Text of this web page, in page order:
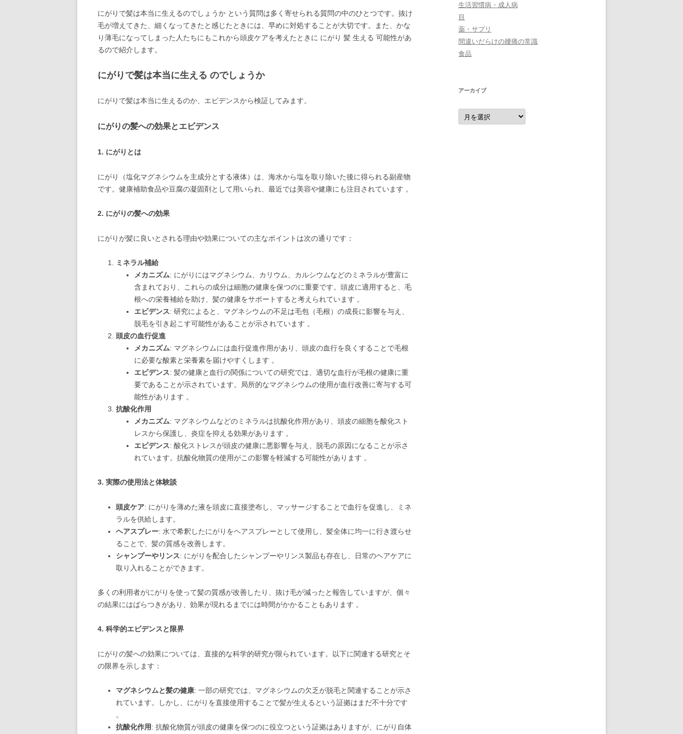
にがりで髪は本当に生えるのでしょうか という質問は多く寄せられる質問の中のひとつです。抜け
毛が増えてきた、細くなってきたと感じたときには、早めに対処することが大切です。また、かな
り薄毛になってしまった人たちにもこれから頭皮ケアを考えたときに にがり 髪 生える 可能性があ
るので紹介します。
にがりで髪は本当に生える のでしょうか
にがりで髪は本当に生えるのか、エビデンスから検証してみます。
にがりの髪への効果とエビデンス
1. にがりとは
にがり（塩化マグネシウムを主成分とする液体）は、海水から塩を取り除いた後に得られる副産物
です。健康補助食品や豆腐の凝固剤として用いられ、最近では美容や健康にも注目されています 。
2. にがりの髪への効果
にがりが髪に良いとされる理由や効果についての主なポイントは次の通りです：
ミネラル補給
メカニズム: にがりにはマグネシウム、カリウム、カルシウムなどのミネラルが豊富に
含まれており、これらの成分は細胞の健康を保つのに重要です。頭皮に適用すると、毛
根への栄養補給を助け、髪の健康をサポートすると考えられています 。
エビデンス: 研究によると、マグネシウムの不足は毛包（毛根）の成長に影響を与え、
脱毛を引き起こす可能性があることが示されています 。
頭皮の血行促進
メカニズム: マグネシウムには血行促進作用があり、頭皮の血行を良くすることで毛根
に必要な酸素と栄養素を届けやすくします 。
エビデンス: 髪の健康と血行の関係についての研究では、適切な血行が毛根の健康に重
要であることが示されています。局所的なマグネシウムの使用が血行改善に寄与する可
能性があります 。
抗酸化作用
メカニズム: マグネシウムなどのミネラルは抗酸化作用があり、頭皮の細胞を酸化スト
レスから保護し、炎症を抑える効果があります 。
エビデンス: 酸化ストレスが頭皮の健康に悪影響を与え、脱毛の原因になることが示さ
れています。抗酸化物質の使用がこの影響を軽減する可能性があります 。
3. 実際の使用法と体験談
頭皮ケア: にがりを薄めた液を頭皮に直接塗布し、マッサージすることで血行を促進し、ミネ
ラルを供給します。
ヘアスプレー: 水で希釈したにがりをヘアスプレーとして使用し、髪全体に均一に行き渡らせ
ることで、髪の質感を改善します。
シャンプーやリンス: にがりを配合したシャンプーやリンス製品も存在し、日常のヘアケアに
取り入れることができます。
多くの利用者がにがりを使って髪の質感が改善したり、抜け毛が減ったと報告していますが、個々
の結果にはばらつきがあり、効果が現れるまでには時間がかかることもあります 。
4. 科学的エビデンスと限界
にがりの髪への効果については、直接的な科学的研究が限られています。以下に関連する研究とそ
の限界を示します：
マグネシウムと髪の健康: 一部の研究では、マグネシウムの欠乏が脱毛と関連することが示さ
れています。しかし、にがりを直接使用することで髪が生えるという証拠はまだ不十分です
。
抗酸化作用: 抗酸化物質が頭皮の健康を保つのに役立つという証拠はありますが、にがり自体
生活習慣病・成人病
目
薬・サプリ
間違いだらけの腰痛の常識
食品
アーカイブ
ア
ー
カ